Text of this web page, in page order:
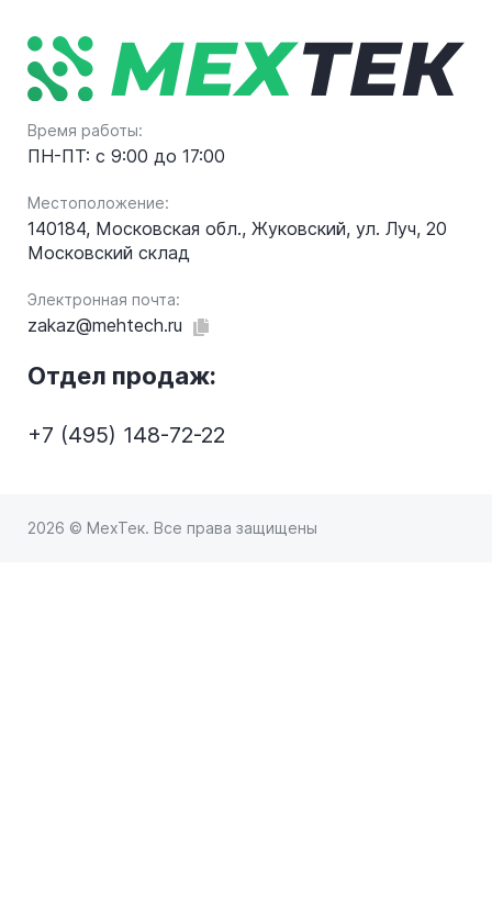
Время работы:
ПН-ПТ: с 9:00 до 17:00
Местоположение:
140184, Московская обл., Жуковский, ул. Луч, 20
Московский склад
Электронная почта:
zakaz@mehtech.ru
Отдел продаж:
+7 (495) 148-72-22
2026 © МехТек. Все права защищены